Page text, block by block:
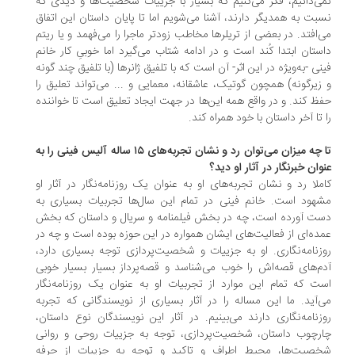
به همدیگر دارند، آشنا می‌شویم اما تا پایان داستان این اتفاق
در بعضی از تریلرها مخاطب زودتر ماجرا را می‌فهمد و یا ریتم
ابتدا کُند است و در ادامه شتاب می‌گیرد اما خوبیِ کار خانم
-به‌ویژه در این اثر- آن است که با تلفیق ژانرها (با تلفیق چند گونه
همچون گوتیک، عاشقانه، معمایی و ... می‌تواند تعلیق را
کند. و در واقع همه این‌ها در جهت ایجاد تعلیق است تا خواننده
تا آخر داستان با خود همراه کند.
تا چه میزان می‌توان رد و نشان تجربه‌های ۱۵ ساله‌ آلیس فینی را به
خبرنگار در آثار او دید؟
رد و نشان تجربه‌های او به عنوان یک روزنامه‌نگار در آثار او
است. خانم فینی در تمام این سال‌ها تجربیات بسیاری به
آورده است، چه در بخش فیلمنامه و سریال و داستان که بخش
از فعالیت‌های ایشان همواره در این حوزه بوده است و چه در
او به جزییات و شخصیت‌پردازی توجه بسیاری دارد،
قصه‌اش را خوب می‌شناسد و قصه‌پرداز بسیار بسیار خوبی
که تمام این موارد از تجربیات او به عنوان یک روزنامه‌نگار
ما این مساله را در آثار بسیاری از نویسندگانی که تجربه
دارند می‌بینیم. در آثار این نویسندگان نوع داستان،
داستان، شخصیت‌پردازی، توجه به جزییات روحی و روانی
محیط اطراف و تاکید و توجه به جزییات از حرفه